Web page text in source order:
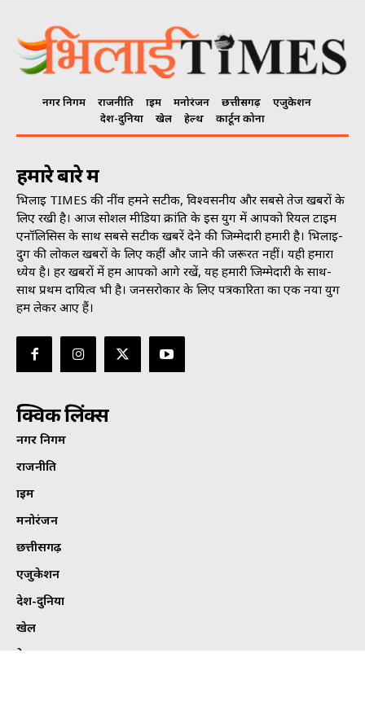
नगर निगम राजनीति क्राइम मनोरंजन छत्तीसगढ़
एजुकेशन
देश-दुनिया
खेल हेल्थ कार्टून कोना
हमारे बारे में
भिलाई TIMES की नींव हमने सटीक, विश्वसनीय और सबसे तेज खबरों के
लिए रखी है। आज सोशल मीडिया क्रांति के इस युग में आपको रियल टाइम
एनॉलिसिस के साथ सबसे सटीक खबरें देने की जिम्मेदारी हमारी है। भिलाई-
दुर्ग की लोकल खबरों के लिए कहीं और जाने की जरूरत नहीं। यही हमारा
ध्येय है। हर खबरों में हम आपको आगे रखें, यह हमारी जिम्मेदारी के साथ-
साथ प्रथम दायित्व भी है। जनसराेकार के लिए पत्रकारिता का एक नया युग
हम लेकर आए हैं।
क्विक लिंक्स
नगर निगम
राजनीति
क्राइम
मनोरंजन
छत्तीसगढ़
एजुकेशन
देश-दुनिया
खेल
हेल्थ